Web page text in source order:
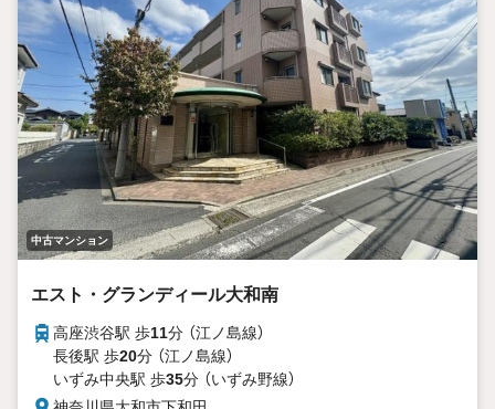
中古マンション
エスト・グランディール大和南
高座渋谷駅 歩11分 （江ノ島線）
長後駅 歩20分 （江ノ島線）
いずみ中央駅 歩35分 （いずみ野線）